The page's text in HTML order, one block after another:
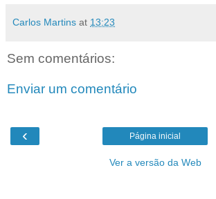
Carlos Martins at 13:23
Sem comentários:
Enviar um comentário
‹ Página inicial
Ver a versão da Web